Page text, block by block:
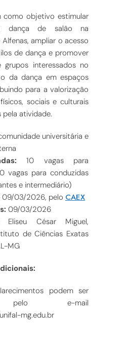
como objetivo estimular
dança de salão na
ampliar o acesso
de dança e promover
interessados no
da dança em espaços
para a valorização
sociais e culturais
atividade.
universitária e
10 vagas para
vagas para conduzidas
e intermediário)
09/03/2026, pelo CAEX
09/03/2026
Eliseu César Miguel,
de Ciências Exatas
MG
podem ser
pelo e-mail
mg.edu.br